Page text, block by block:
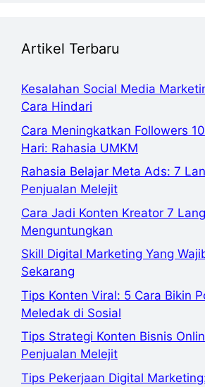
Artikel Terbaru
Kesalahan Social Media
Cara Hindari
Cara Meningkatkan Followers
Hari: Rahasia UMKM
Rahasia Belajar Meta Ads: 7
Penjualan Melejit
Cara Jadi Konten Kreator 7
Menguntungkan
Skill Digital Marketing Yang
Sekarang
Tips Konten Viral: 5 Cara Bikin
Meledak di Sosial
Tips Strategi Konten Bisnis
Penjualan Melejit
Tips Pekerjaan Digital